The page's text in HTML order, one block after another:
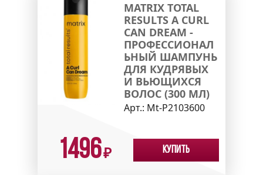
MATRIX TOTAL
RESULTS A CURL
CAN DREAM -
ПРОФЕССИОНАЛ
ЬНЫЙ ШАМПУНЬ
ДЛЯ КУДРЯВЫХ
И ВЬЮЩИХСЯ
ВОЛОС (300 МЛ)
Арт.: Mt-P2103600
1496₽ Купить